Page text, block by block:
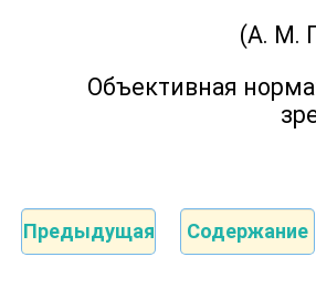
(А. М.
Объективная
Предыдущая Содержание